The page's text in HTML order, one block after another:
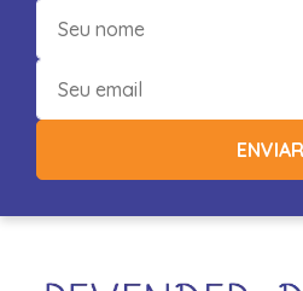
ENVIAR